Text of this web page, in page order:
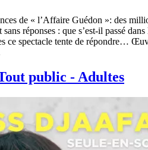
de « l’Affaire Guédon »: des
réponses : que s’est-il passé
ce spectacle tente de répondre…
public - Adultes